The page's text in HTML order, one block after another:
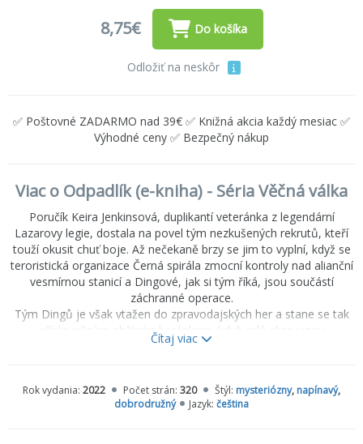
8,75€ Do košíka
Odložiť na neskôr
✅ Poštovné ZADARMO nad 39€ ✅ Knižná akcia každý mesiac ✅
Výhodné ceny ✅ Bezpečný nákup
Viac o Odpadlík (e-kniha) - Séria Věčná válka
Poručík Keira Jenkinsová, duplikantí veteránka z legendární
Lazarovy legie, dostala na povel tým nezkušených rekrutů, kteří
touží okusit chuť boje. Až nečekaně brzy se jim to vyplní, když se
teroristická organizace Černá spirála zmocní kontroly nad alianční
vesmírnou stanicí a Dingové, jak si tým říká, jsou součástí
záchranné operace.
Tým Dingů je však vtažen do zpravodajských her a stane se tak
příslovečným obětním beránkem, když celá akce vinou
zatajovaných informací dopadne katastrofálně.
nejnebezpečnějších míst celého vesmíru. Zvládnou nezkušení
zelenáči boj s nepřítelem, který je vždy o krok napřed, nebo to
Čítaj viac
Rok vydania: 2022 Počet strán: 320 Štýl: mysteriózny, napínavý,
dobrodružný
Jazyk: čeština